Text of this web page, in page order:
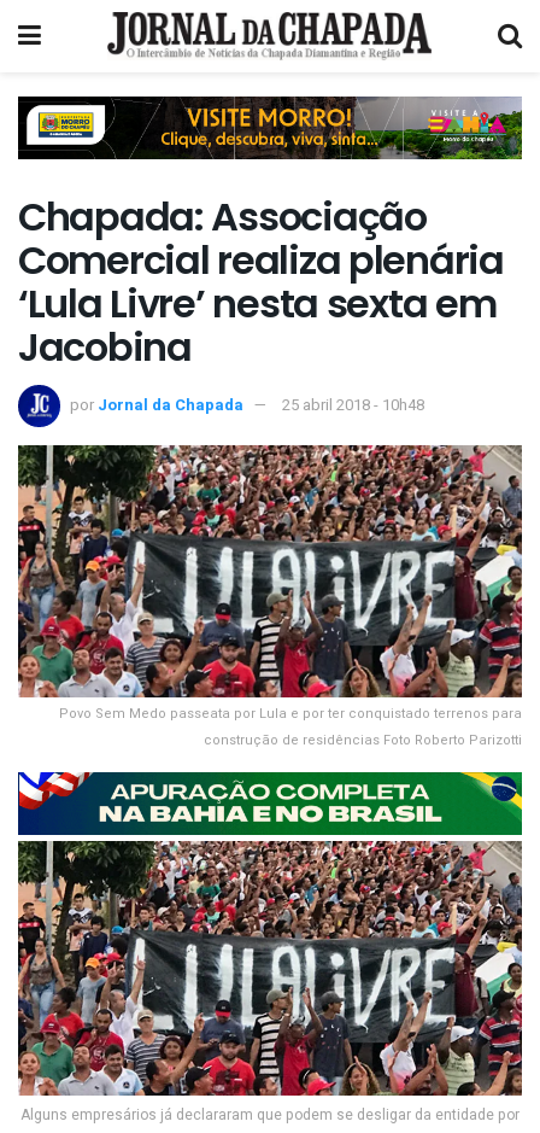
Chapada: Associação
Comercial realiza plenária
‘Lula Livre’ nesta sexta em
Jacobina
por Jornal da Chapada 25 abril 2018 - 10h48
Povo Sem Medo passeata por Lula e por ter conquistado terrenos para
construção de residências Foto Roberto Parizotti
Alguns empresários já declararam que podem se desligar da entidade por